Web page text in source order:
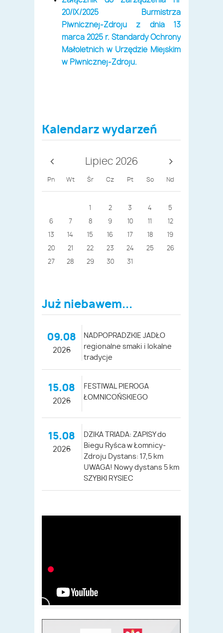
20/IX/2025 Burmistrza
Piwnicznej-Zdroju z dnia 13
marca 2025 r. Standardy Ochrony
Małoletnich w Urzędzie Miejskim
w Piwnicznej-Zdroju.
Kalendarz wydarzeń
Lipiec 2026
Pn Wt Śr Cz Pt So Nd
1 2 3 4 5
6 7 8 9 10 11 12
13 14 15 16 17 18 19
20 21 22 23 24 25 26
27 28 29 30 31
Już niebawem...
09.08
2026
NADPOPRADZKIE JADŁO
regionalne smaki i lokalne
tradycje
15.08
2026
FESTIWAL PIEROGA
ŁOMNICOŃSKIEGO
15.08
2026
DZIKA TRIADA: ZAPISY do
Biegu Ryśca w Łomnicy-
Zdroju Dystans: 17,5 km
UWAGA! Nowy dystans 5 km
SZYBKI RYSIEC